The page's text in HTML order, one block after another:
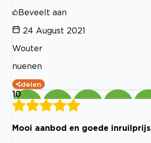
Beveelt aan
24 August 2021
Wouter
nuenen
delen
10
Mooi aanbod en goede inruilprijs